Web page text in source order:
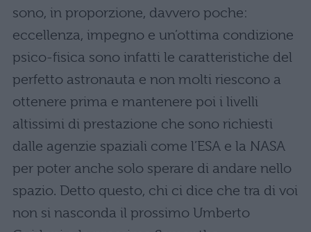
sono, in proporzione, davvero poche:
eccellenza, impegno e un’ottima condizione
psico-fisica sono infatti le caratteristiche del
perfetto astronauta e non molti riescono a
ottenere prima e mantenere poi i livelli
altissimi di prestazione che sono richiesti
dalle agenzie spaziali come l’ESA e la NASA
per poter anche solo sperare di andare nello
spazio. Detto questo, chi ci dice che tra di voi
non si nasconda il prossimo Umberto